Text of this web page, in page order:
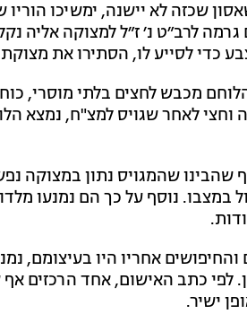
שכזה לא יישנה, ימשיכו הוריו
לרב״ט נ׳ ז״ל למצוקה אליה
כדי לסייע לו, הסתירו את
מכבש לחצים בלתי מוסרי,
וחצי לאחר שגויס למצ"ח, נמצא
שהבינו שהמגויס נתון במצוקה
במצבו. נוסף על כך הם נמנעו
אחריו היו בעיצומם,
לפי כתב האישום, אחד הרכזים אף
ישיר.